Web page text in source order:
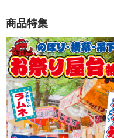
LED看板・サイン
エア看板 3m
エア看板 1.5m
商品特集